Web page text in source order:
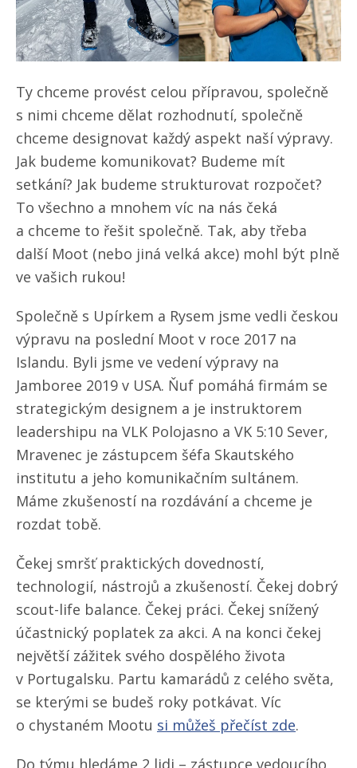
Ty chceme provést celou přípravou, společně
s nimi chceme dělat rozhodnutí, společně
chceme designovat každý aspekt naší výpravy.
Jak budeme komunikovat? Budeme mít
setkání? Jak budeme strukturovat rozpočet?
To všechno a mnohem víc na nás čeká
a chceme to řešit společně. Tak, aby třeba
další Moot (nebo jiná velká akce) mohl být plně
ve vašich rukou!
Společně s Upírkem a Rysem jsme vedli českou
výpravu na poslední Moot v roce 2017 na
Islandu. Byli jsme ve vedení výpravy na
Jamboree 2019 v USA. Ňuf pomáhá firmám se
strategickým designem a je instruktorem
leadershipu na VLK Polojasno a VK 5:10 Sever,
Mravenec je zástupcem šéfa Skautského
institutu a jeho komunikačním sultánem.
Máme zkušeností na rozdávání a chceme je
rozdat tobě.
Čekej smršť praktických dovedností,
technologií, nástrojů a zkušeností. Čekej dobrý
scout-life balance. Čekej práci. Čekej snížený
účastnický poplatek za akci. A na konci čekej
největší zážitek svého dospělého života
v Portugalsku. Partu kamarádů z celého světa,
se kterými se budeš roky potkávat. Víc
o chystaném Mootu si můžeš přečíst zde.